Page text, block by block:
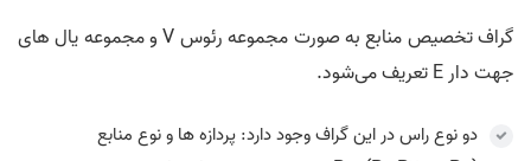
گراف تخصیص منابع به صورت مجموعه رئوس V و مجموعه یال های
جهت دار E تعریف می‌شود.
دو نوع راس در این گراف وجود دارد: پردازه ها و نوع منابع